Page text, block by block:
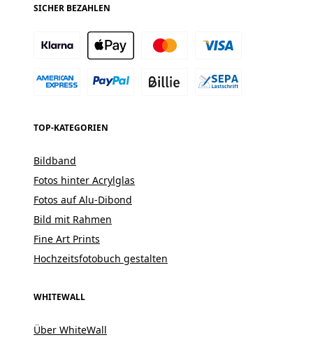
SICHER BEZAHLEN
TOP-KATEGORIEN
Bildband
Fotos hinter Acrylglas
Fotos auf Alu-Dibond
Bild mit Rahmen
Fine Art Prints
Hochzeitsfotobuch gestalten
WHITEWALL
Über WhiteWall